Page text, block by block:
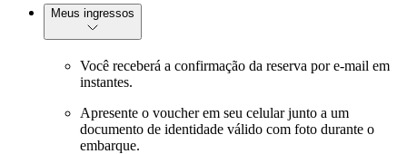
Meus ingressos
Você receberá a confirmação da reserva por e-mail em
instantes.
Apresente o voucher em seu celular junto a um
documento de identidade válido com foto durante o
embarque.